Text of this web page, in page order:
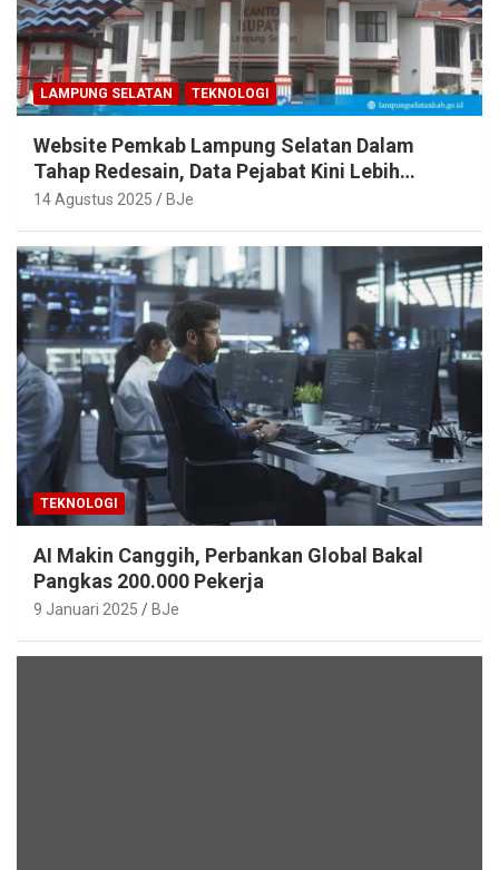
LAMPUNG SELATAN TEKNOLOGI
Website Pemkab Lampung Selatan Dalam
Tahap Redesain, Data Pejabat Kini Lebih
Mudah Diakses
14 Agustus 2025 BJe
TEKNOLOGI
AI Makin Canggih, Perbankan Global Bakal
Pangkas 200.000 Pekerja
9 Januari 2025 BJe